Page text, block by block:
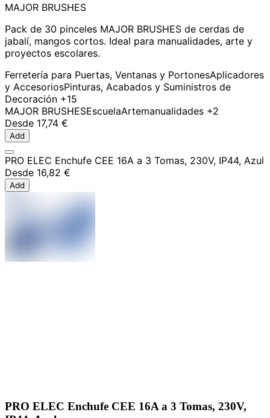
MAJOR BRUSHES
Pack de 30 pinceles MAJOR BRUSHES de cerdas de
jabalí, mangos cortos. Ideal para manualidades, arte y
proyectos escolares.
Ferretería para Puertas, Ventanas y PortonesAplicadores
y AccesoriosPinturas, Acabados y Suministros de
Decoración +15
MAJOR BRUSHESEscuelaArtemanualidades +2
Desde 17,74 €
Add
PRO ELEC Enchufe CEE 16A a 3 Tomas, 230V, IP44, Azul
Desde 16,82 €
Add
PRO ELEC Enchufe CEE 16A a 3 Tomas, 230V,